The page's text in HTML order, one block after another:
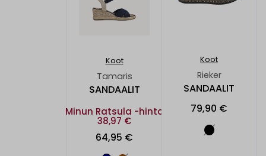
Koot
Tamaris
SANDAALIT
Minun Ratsula -hinta
38,97 €
64,95 €
Koot
Rieker
SANDAALIT
79,90 €